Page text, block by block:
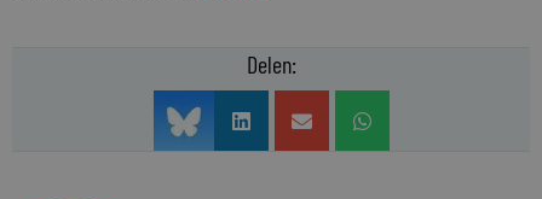
Delen: